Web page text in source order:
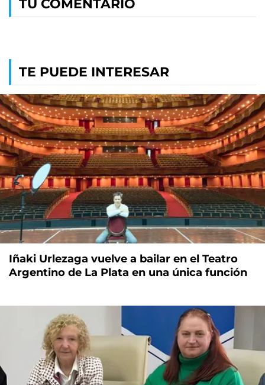
TU COMENTARIO
TE PUEDE INTERESAR
Iñaki Urlezaga vuelve a bailar en el Teatro
Argentino de La Plata en una única función